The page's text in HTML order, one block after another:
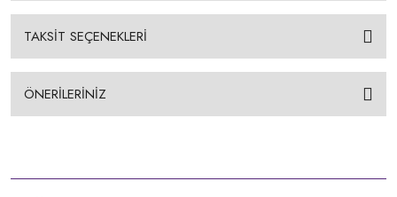
TAKSİT SEÇENEKLERİ
ÖNERİLERİNİZ